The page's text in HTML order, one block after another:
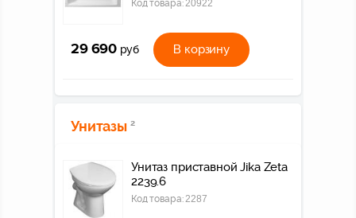
Код товара:20922
29 690 руб В корзину
Унитазы 2
Унитаз приставной Jika Zeta
2239.6
Код товара:2287